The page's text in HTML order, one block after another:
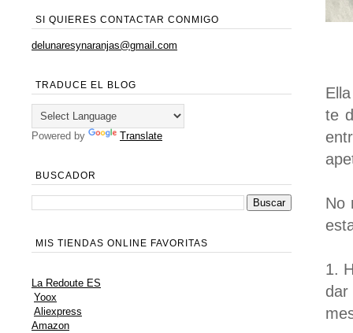
te
No
1.
SI QUIERES CONTACTAR CONMIGO
delunaresynaranjas@gmail.com
TRADUCE EL BLOG
Powered by Translate
BUSCADOR
MIS TIENDAS ONLINE FAVORITAS
La Redoute ES
Yoox
Aliexpress
Amazon